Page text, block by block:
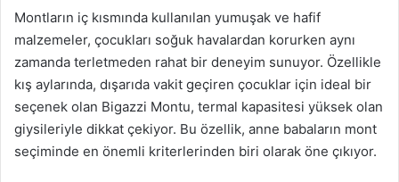
Montların iç kısmında kullanılan yumuşak ve hafif
malzemeler, çocukları soğuk havalardan korurken aynı
zamanda terletmeden rahat bir deneyim sunuyor. Özellikle
kış aylarında, dışarıda vakit geçiren çocuklar için ideal bir
seçenek olan Bigazzi Montu, termal kapasitesi yüksek olan
giysileriyle dikkat çekiyor. Bu özellik, anne babaların mont
seçiminde en önemli kriterlerinden biri olarak öne çıkıyor.